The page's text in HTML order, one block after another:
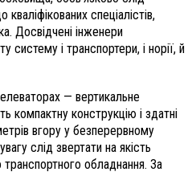
спеціалістів,
Досвідчені інженери
і транспортери, і норії, й
— вертикальне
компактну конструкцію і здатні
вгору у безперервному
слід звертати на якість
транспортного обладнання. За